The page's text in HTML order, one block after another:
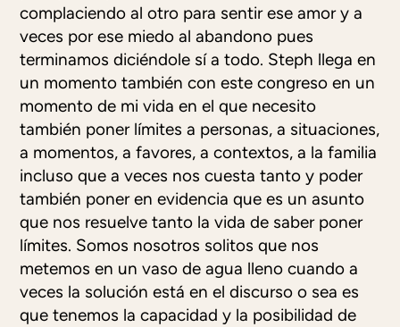
complaciendo al otro para sentir ese amor y a
veces por ese miedo al abandono pues
terminamos diciéndole sí a todo. Steph llega en
un momento también con este congreso en un
momento de mi vida en el que necesito
también poner límites a personas, a situaciones,
a momentos, a favores, a contextos, a la familia
incluso que a veces nos cuesta tanto y poder
también poner en evidencia que es un asunto
que nos resuelve tanto la vida de saber poner
límites. Somos nosotros solitos que nos
metemos en un vaso de agua lleno cuando a
veces la solución está en el discurso o sea es
que tenemos la capacidad y la posibilidad de